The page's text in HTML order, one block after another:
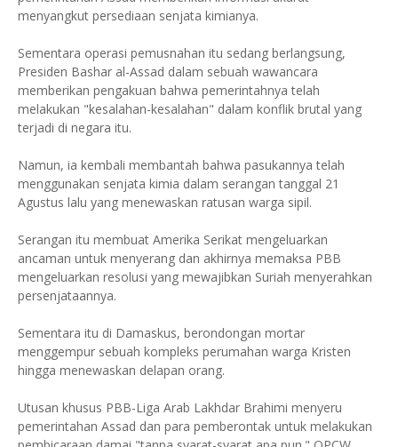
menyangkut persediaan senjata kimianya.
Sementara operasi pemusnahan itu sedang berlangsung,
Presiden Bashar al-Assad dalam sebuah wawancara
memberikan pengakuan bahwa pemerintahnya telah
melakukan "kesalahan-kesalahan" dalam konflik brutal yang
terjadi di negara itu.
Namun, ia kembali membantah bahwa pasukannya telah
menggunakan senjata kimia dalam serangan tanggal 21
Agustus lalu yang menewaskan ratusan warga sipil.
Serangan itu membuat Amerika Serikat mengeluarkan
ancaman untuk menyerang dan akhirnya memaksa PBB
mengeluarkan resolusi yang mewajibkan Suriah menyerahkan
persenjataannya.
Sementara itu di Damaskus, berondongan mortar
menggempur sebuah kompleks perumahan warga Kristen
hingga menewaskan delapan orang.
Utusan khusus PBB-Liga Arab Lakhdar Brahimi menyeru
pemerintahan Assad dan para pemberontak untuk melakukan